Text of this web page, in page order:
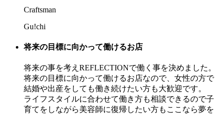
Craftsman
Gu!chi
将来の目標に向かって働けるお店
将来の事を考えREFLECTIONで働く事を決めました。
将来の目標に向かって働けるお店なので、女性の方で
結婚や出産をしても働き続けたい方も大歓迎です。
ライフスタイルに合わせて働き方も相談できるので子
育てをしながら美容師に復帰したい方もここなら夢を